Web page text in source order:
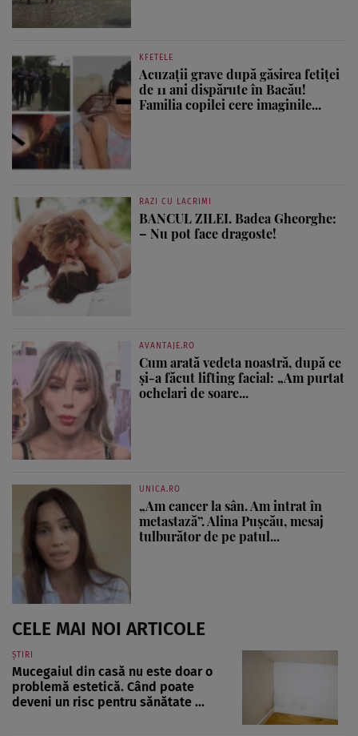
KFETELE
Acuzații grave după găsirea fetiței
de 11 ani dispărute în Bacău!
Familia copilei cere imaginile...
RAZI CU LACRIMI
BANCUL ZILEI. Badea Gheorghe:
– Nu pot face dragoste!
AVANTAJE.RO
Cum arată vedeta noastră, după ce
și-a făcut lifting facial: „Am purtat
ochelari de soare...
UNICA.RO
„Am cancer la sân. Am intrat în
metastază”. Alina Pușcău, mesaj
tulburător de pe patul...
CELE MAI NOI ARTICOLE
ȘTIRI
Mucegaiul din casă nu este doar o
problemă estetică. Când poate
deveni un risc pentru sănătate ...